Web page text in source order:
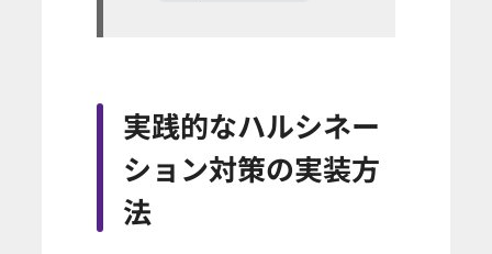
実践的なハルシネー
ション対策の実装方
法